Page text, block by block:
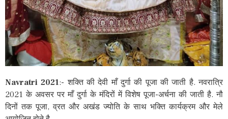
Navratri 2021:- शक्ति की देवी माँ दुर्गा की पूजा की जाती है. नवरात्रि
2021 के अवसर पर माँ दुर्गा के मंदिरों में विशेष पूजा-अर्चना की जाती है. नौ
दिनों तक पूजा, व्रत और अखंड ज्योति के साथ भक्ति कार्यक्रम और मेले